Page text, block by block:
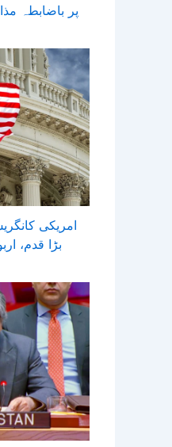
پر باضابطہ
امریکی
بڑا قدم،